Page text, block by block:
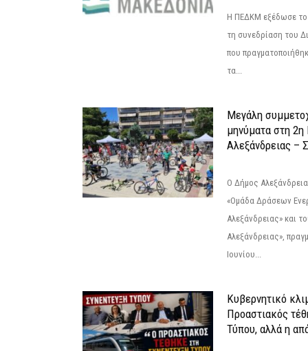
Η ΠΕΔΚΜ εξέδωσε το
τη συνεδρίαση του
που
τα...
Μεγάλη
μηνύματα στη
Αλεξάνδρειας –
Ο Δήμος
«Ομάδα Δράσεων
Αλεξάνδρειας» και
Αλεξάνδρειας»,
Ιουνίου...
Κυβερνητικό
Προαστιακός
Τύπου, αλλά η